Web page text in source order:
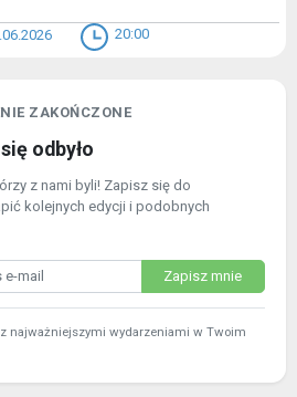
20:00
ZAKOŃCZONE
odbyło
z nami byli! Zapisz się do
kolejnych edycji i podobnych
Zapisz mnie
najważniejszymi wydarzeniami w Twoim